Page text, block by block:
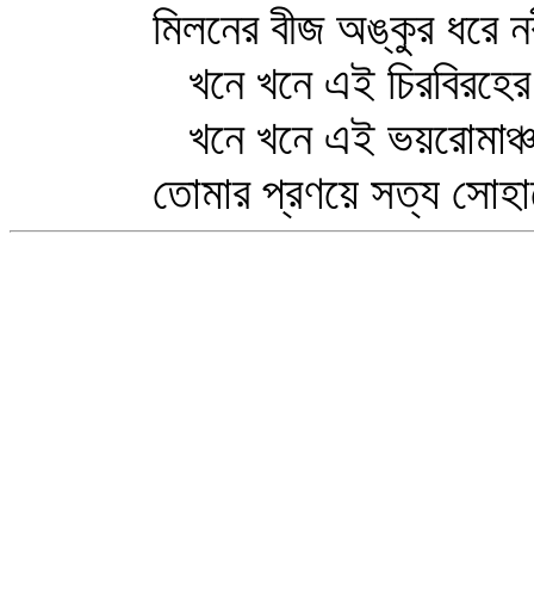
মিলনের বীজ অঙ্কুর ধরে
খনে খনে এই চিরবিরহের
খনে খনে এই
তোমার প্রণয়ে সত্য সোহাগে